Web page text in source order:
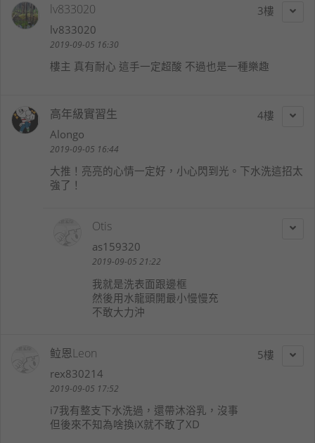
3
lv833020
lv833020
2019-09-05 16:30
樓主 真有耐心 這手一定超酸 不過也是一種樂趣
4
高年級實習生
Alongo
2019-09-05 16:44
大推！亮亮的心情一定好，小心閃到光。下水洗這招太
強了！
Otis
as159320
2019-09-05 21:22
我就是洗表面跟邊框
然後用水龍頭開最小慢慢充
不敢大力沖
5
䲞恩Leon
rex830214
2019-09-05 17:52
i7我有整支下水洗過，還帶沐浴乳，沒事
但後來不知為啥換iX就不敢了XD